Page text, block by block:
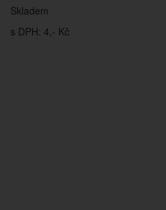
Skladem
s DPH: 4,- Kč